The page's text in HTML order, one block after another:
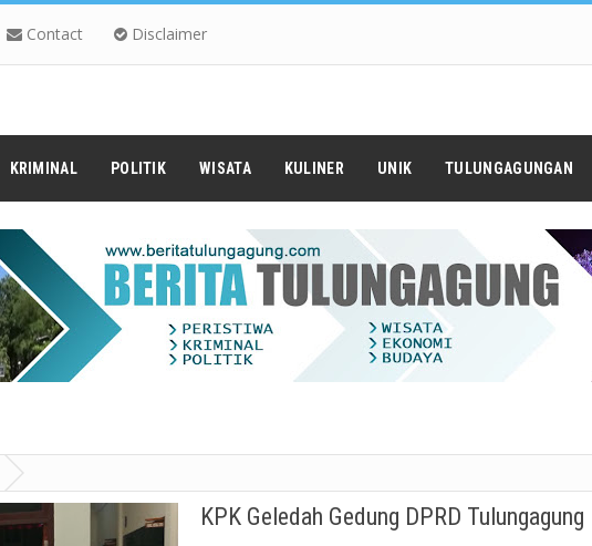
Contact Disclaimer
KRIMINAL POLITIK WISATA KULINER UNIK TULUNGAGUNGAN
KPK Geledah Gedung DPRD Tulungagung